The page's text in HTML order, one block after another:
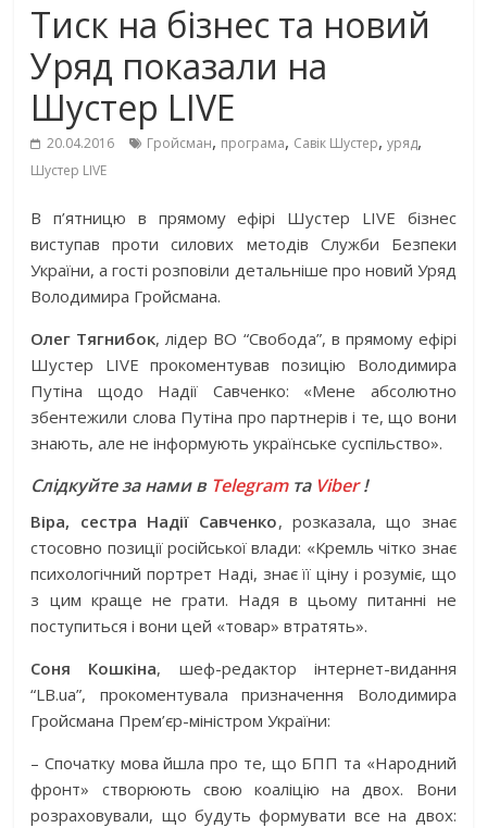
Тиск на бізнес та новий
Уряд показали на
Шустер LIVE
20.04.2016 Гройсман, програма, Савік Шустер,уряд,
Шустер LIVE
В п’ятницю в прямому ефірі Шустер LIVE бізнес
виступав проти силових методів Служби Безпеки
України, а гості розповіли детальніше про новий Уряд
Володимира Гройсмана.
Олег Тягнибок, лідер ВО “Свобода”, в прямому ефірі
Шустер LIVE прокоментував позицію Володимира
Путіна щодо Надії Савченко: «Мене абсолютно
збентежили слова Путіна про партнерів і те, що вони
знають, але не інформують українське суспільство».
Слідкуйте за нами в Telegramта Viber!
Віра, сестра Надії Савченко, розказала, що знає
стосовно позиції російської влади: «Кремль чітко знає
психологічний портрет Наді, знає її ціну і розуміє, що
з цим краще не грати. Надя в цьому питанні не
поступиться і вони цей «товар» втратять».
Соня Кошкіна, шеф-редактор інтернет-видання
“LB.ua”, прокоментувала призначення Володимира
Гройсмана Прем’єр-міністром України:
– Спочатку мова йшла про те, що БПП та «Народний
фронт» створюють свою коаліцію на двох. Вони
розраховували, що будуть формувати все на двох: